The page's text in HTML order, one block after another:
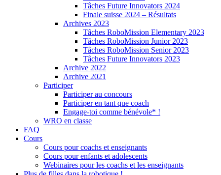
Tâches Future Innovators 2024
Finale suisse 2024 – Résultats
Archives 2023
Tâches RoboMission Elementary 2023
Tâches RoboMission Junior 2023
Tâches RoboMission Senior 2023
Tâches Future Innovators 2023
Archive 2022
Archive 2021
Participer
Participer au concours
Participer en tant que coach
Engage-toi comme bénévole* !
WRO en classe
FAQ
Cours
Cours pour coachs et enseignants
Cours pour enfants et adolescents
Webinaires pour les coachs et les enseignants